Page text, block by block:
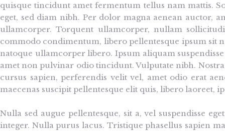
quisque tincidunt amet fermentum tellus nam mattis.
eget, sed diam nibh. Per dolor magna aenean auctor,
ullamcorper. Torquent ullamcorper, nullam
commodo condimentum, libero pellentesque ipsum sit
natoque ullamcorper libero. Ipsum aliquam
amet non pulvinar odio tincidunt. Vulputate nibh.
cursus sapien, perferendis velit vel, amet odio erat
maecenas suscipit pellentesque elit quis, libero laoreet,
Nulla sed augue pellentesque, sit a, vel suspendisse
integer. Nulla purus lacus. Tristique phasellus sapien